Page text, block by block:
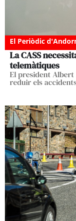
El Periòdic
La CASS
telemàtiques
El president
reduir els